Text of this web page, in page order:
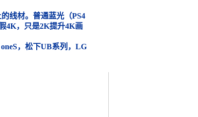
线材。普通蓝光（PS4
4K，只是2K提升4K画
，松下UB系列，LG